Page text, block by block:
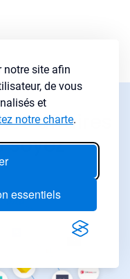
notre site afin
de vous
et
notre charte.
essentiels
affaires
soyez